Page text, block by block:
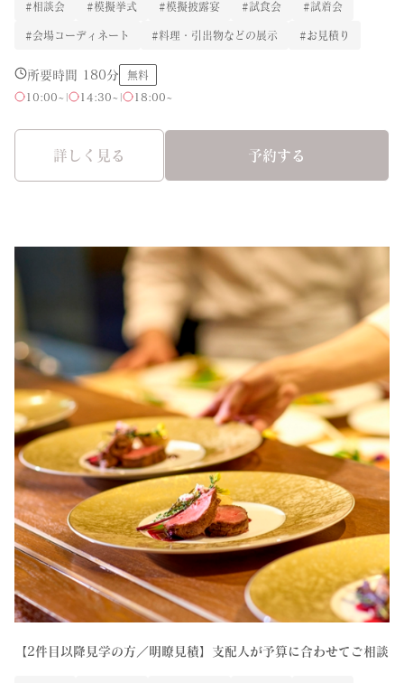
#相談会 #模擬挙式 #模擬披露宴 #試食会 #試着会
#会場コーディネート #料理・引出物などの展示 #お見積り
所要時間 180分
無料
10:00~
14:30~ 18:00~
詳しく見る 予約する
【2件目以降見学の方／明瞭見積】支配人が予算に合わせてご相談